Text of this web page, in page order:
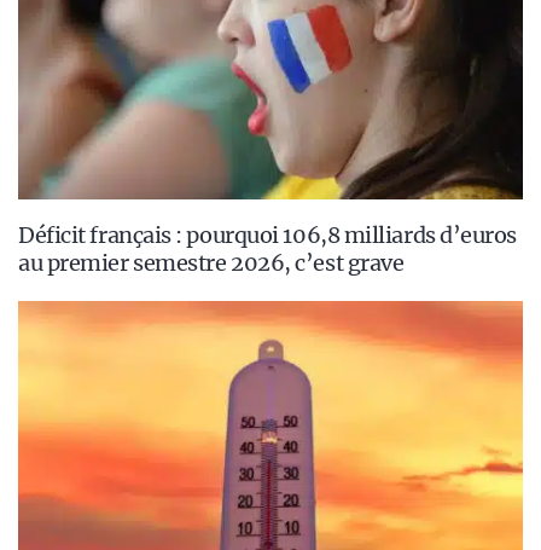
Déficit français : pourquoi 106,8 milliards d’euros
au premier semestre 2026, c’est grave